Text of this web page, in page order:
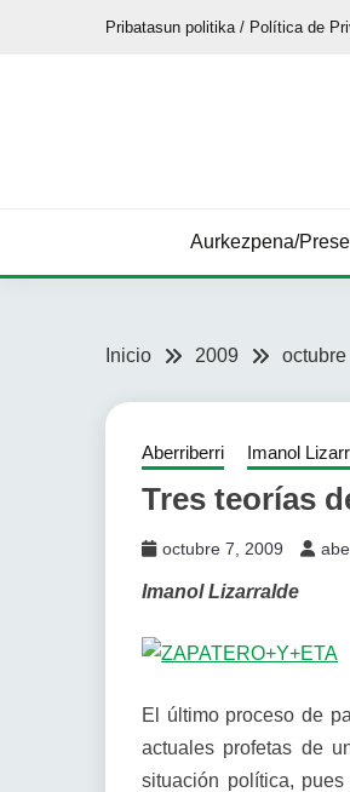
Pribatasun politika / Política de
Aurkezpena/
Inicio 2009 octubre
Aberriberri Imanol
Tres teorías
octubre 7, 2009
Imanol Lizarralde
El último proceso de
actuales profetas de
situación política,